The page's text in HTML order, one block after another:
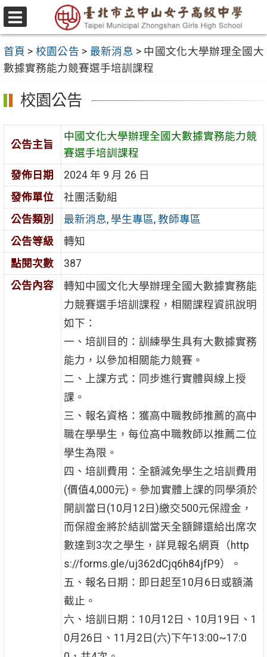
跳
至
要
內
容
區
選
單
首頁 > 校園公告 > 最新消息 > 中國文化大學辦理全國大
數據實務能力競賽選手培訓課程
校園公告
公告主旨
中國文化大學辦理全國大數據實務能力競
賽選手培訓課程
發佈日期
2024 年 9 月 26 日
發佈單位
社團活動組
公告類別
最新消息, 學生專區, 教師專區
公告等級
轉知
點閱次數
387
公告內容
轉知中國文化大學辦理全國大數據實務能
力競賽選手培訓課程，相關課程資訊說明
如下：
一、培訓目的：訓練學生具有大數據實務
能力，以參加相關能力競賽。
二、上課方式：同步進行實體與線上授
課。
三、報名資格：獲高中職教師推薦的高中
職在學學生，每位高中職教師以推薦二位
學生為限。
四、培訓費用：全額減免學生之培訓費用
(價值4,000元)。參加實體上課的同學須於
開訓當日(10月12日)繳交500元保證金，
而保證金將於結訓當天全額歸還給出席次
數達到3次之學生，詳見報名網頁（http
s://forms.gle/uj362dCjq6h84jfP9）。
五、報名日期：即日起至10月6日或額滿
截止。
六、培訓日期：10月12日、10月19日、1
0月26日、11月2日(六)下午13:00~17:0